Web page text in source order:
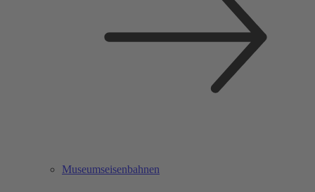
Museumseisenbahnen